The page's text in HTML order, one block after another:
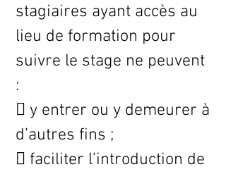
stagiaires ayant accès au
lieu de formation pour
suivre le stage ne peuvent
:
 y entrer ou y demeurer à
d’autres fins ;
 faciliter l’introduction de